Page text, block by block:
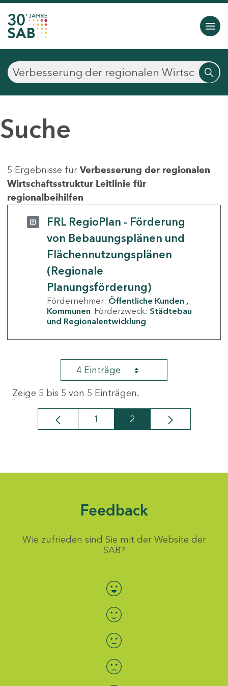
Suche
5 Ergebnisse für Verbesserung der regionalen
Wirtschaftsstruktur Leitlinie für
regionalbeihilfen
FRL RegioPlan - Förderung
von Bebauungsplänen und
Flächennutzungsplänen
(Regionale
Planungsförderung)
Fördernehmer: Öffentliche Kunden
Kommunen Förderzweck: Städtebau
und Regionalentwicklung
4 Einträge
Zeige 5 bis 5 von 5 Einträgen.
Seite
1 Seite
2
Feedback
Wie zufrieden sind Sie mit der Website der
SAB?
Bewertung auswählen